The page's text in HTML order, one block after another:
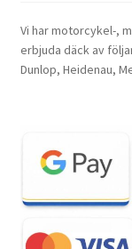
Vi har motorcykel-,
erbjuda däck av
Dunlop, Heidenau,